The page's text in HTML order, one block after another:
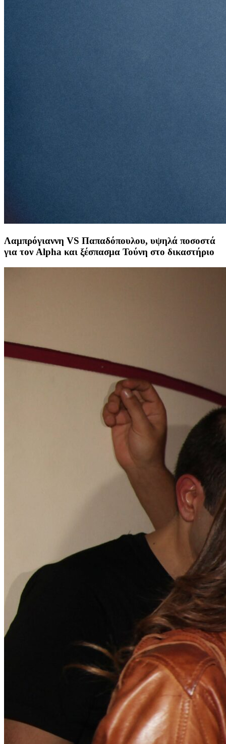
Λαμπρόγιαννη VS Παπαδόπουλου, υψηλά ποσοστά
για τον Alpha και ξέσπασμα Τούνη στο δικαστήριο